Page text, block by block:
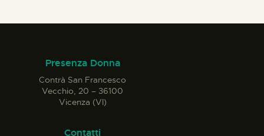
Presenza Donna
Contrà San Francesco
Vecchio, 20 – 36100
Vicenza (VI)
Contatti